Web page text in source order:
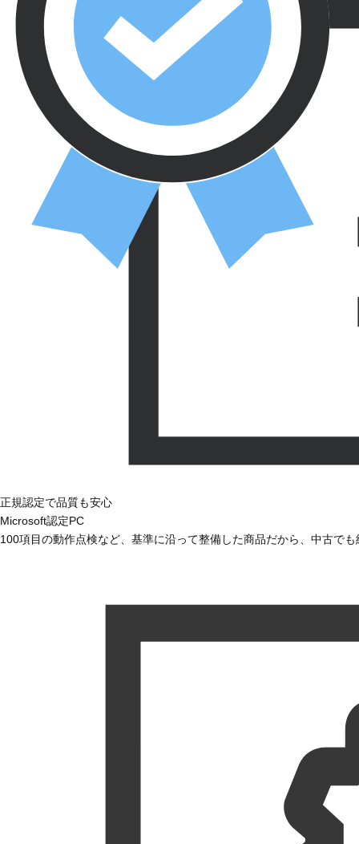
正規認定で品質も安心
Microsoft認定PC
100項目の動作点検など、基準に沿って整備した商品だから、中古で